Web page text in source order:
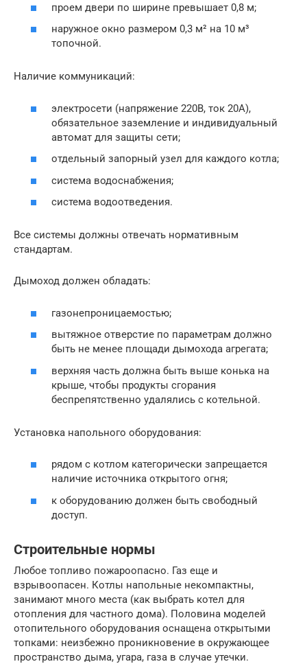
проем двери по ширине превышает 0,8 м;
наружное окно размером 0,3 м² на 10 м³
топочной.
Наличие коммуникаций:
электросети (напряжение 220В, ток 20А),
обязательное заземление и индивидуальный
автомат для защиты сети;
отдельный запорный узел для каждого котла;
система водоснабжения;
система водоотведения.
Все системы должны отвечать нормативным
стандартам.
Дымоход должен обладать:
газонепроницаемостью;
вытяжное отверстие по параметрам должно
быть не менее площади дымохода агрегата;
верхняя часть должна быть выше конька на
крыше, чтобы продукты сгорания
беспрепятственно удалялись с котельной.
Установка напольного оборудования:
рядом с котлом категорически запрещается
наличие источника открытого огня;
к оборудованию должен быть свободный
доступ.
Строительные нормы
Любое топливо пожароопасно. Газ еще и
взрывоопасен. Котлы напольные некомпактны,
занимают много места (как выбрать котел для
отопления для частного дома). Половина моделей
отопительного оборудования оснащена открытыми
топками: неизбежно проникновение в окружающее
пространство дыма, угара, газа в случае утечки.